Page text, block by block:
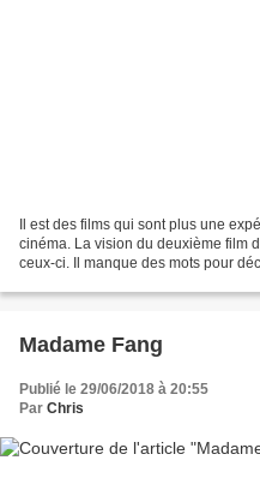
Il est des films qui sont plus une
cinéma. La vision du deuxième film
ceux-ci. Il manque des mots pour
Madame Fang
Publié le 29/06/2018 à 20:55
Par Chris